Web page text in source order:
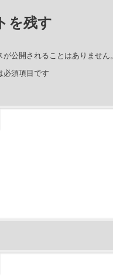
を残す
公開されることはありません。
必須項目です